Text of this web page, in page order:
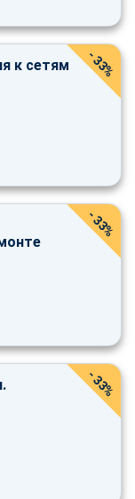
к сетям
- 33%
- 33%
- 33%